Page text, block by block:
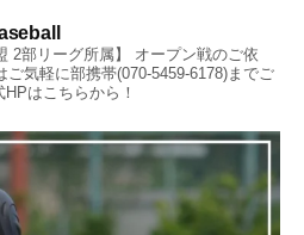
2部リーグ所属】
オープン戦のご依
ご気軽に部携帯(070-5459-6178)までご
HPはこちらから！